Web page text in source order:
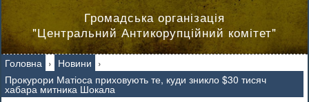
Громадська організація
"Центральний Антикорупційний комітет"
Головна › Новини ›
Прокурори Матіоса приховують те, куди зникло $30 тисяч
хабара митника Шокала